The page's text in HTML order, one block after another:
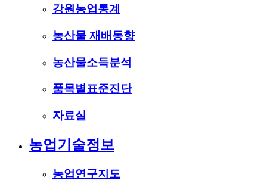
강원농업통계
농산물 재배동향
농산물소득분석
품목별표준진단
자료실
농업기술정보
농업연구지도